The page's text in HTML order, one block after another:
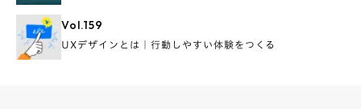
Vol.159
UXデザインとは｜行動しやすい体験をつくる